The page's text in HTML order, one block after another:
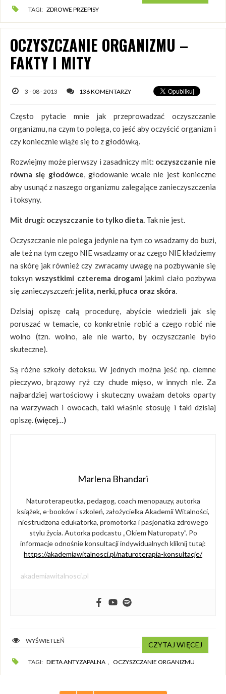
TAGI: ZDROWE PRZEPISY
OCZYSZCZANIE ORGANIZMU –
FAKTY I MITY
3 - 08 - 2013 136 KOMENTARZY
Często pytacie mnie jak przeprowadzać oczyszczanie
organizmu, na czym to polega, co jeść aby oczyścić organizm i
czy koniecznie wiąże się to z głodówką.
Rozwiejmy może pierwszy i zasadniczy mit: oczyszczanie nie
równa się głodówce, głodowanie wcale nie jest konieczne
aby usunąć z naszego organizmu zalegające zanieczyszczenia
i toksyny.
Mit drugi: oczyszczanie to tylko dieta. Tak nie jest.
Oczyszczanie nie polega jedynie na tym co wsadzamy do buzi,
ale też na tym czego NIE wsadzamy oraz czego NIE kładziemy
na skórę jak również czy zwracamy uwagę na pozbywanie się
toksynwszystkimi czterema drogami jakimi ciało pozbywa
się zanieczyszczeń: jelita, nerki, płuca oraz skóra.
Dzisiaj opiszę całą procedurę, abyście wiedzieli jak się
poruszać w temacie, co konkretnie robić a czego robić nie
wolno (tzn. wolno, ale nie warto, by oczyszczanie było
skuteczne).
Są różne szkoły detoksu. W jednych można jeść np. ciemne
pieczywo, brązowy ryż czy chude mięso, w innych nie. Za
najbardziej wartościowy i skuteczny uważam detoks oparty
na warzywach i owocach, taki właśnie stosuję i taki dzisiaj
opiszę.(więcej…)
Marlena Bhandari
Naturoterapeutka, pedagog, coach menopauzy, autorka
książek, e-booków i szkoleń, założycielka Akademii Witalności,
niestrudzona edukatorka, promotorka i pasjonatka zdrowego
stylu życia. Autorka podcastu „Okiem Naturopaty”. Po
informacje odnośnie konsultacji indywidualnych kliknij tutaj:
https://akademiawitalnosci.pl/naturoterapia-konsultacje/
akademiawitalnosci.pl
WYŚWIETLEŃ CZYTAJ WIĘCEJ
TAGI: DIETA ANTYZAPALNA , OCZYSZCZANIE ORGANIZMU